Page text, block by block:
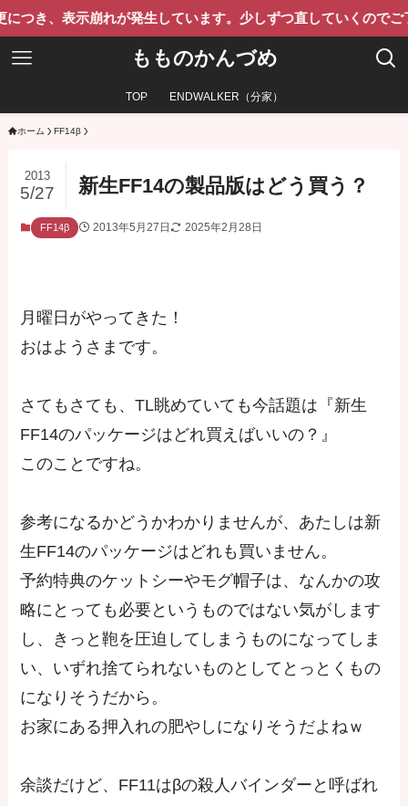
示崩れが発生しています。少しずつ直していくのでご了承くだ
もものかんづめ
TOP ENDWALKER（分家）
ホーム FF14β
新生FF14の製品版はどう買う？
2013
5/27
FF14β 2013年5月27日 2025年2月28日
月曜日がやってきた！
おはようさまです。
さてもさても、TL眺めていても今話題は『新生
FF14のパッケージはどれ買えばいいの？』
このことですね。
参考になるかどうかわかりませんが、あたしは新
生FF14のパッケージはどれも買いません。
予約特典のケットシーやモグ帽子は、なんかの攻
略にとっても必要というものではない気がします
し、きっと鞄を圧迫してしまうものになってしま
い、いずれ捨てられないものとしてとっとくもの
になりそうだから。
お家にある押入れの肥やしになりそうだよねｗ
余談だけど、FF11はβの殺人バインダーと呼ばれ